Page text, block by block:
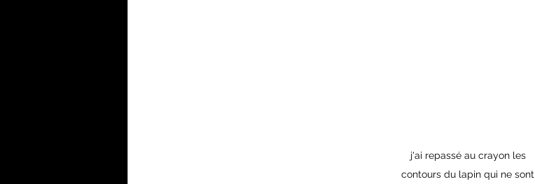
j'ai repassé au crayon les
contours du lapin qui ne sont